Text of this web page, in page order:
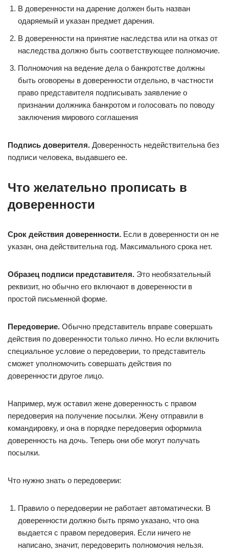
В доверенности на дарение должен быть назван
одаряемый и указан предмет дарения.
В доверенности на принятие наследства или на отказ от
наследства должно быть соответствующее полномочие.
Полномочия на ведение дела о банкротстве должны
быть оговорены в доверенности отдельно, в частности
право представителя подписывать заявление о
признании должника банкротом и голосовать по поводу
заключения мирового соглашения
Подпись доверителя. Доверенность недействительна без
подписи человека, выдавшего ее.
Что желательно прописать в
доверенности
Срок действия доверенности. Если в доверенности он не
указан, она действительна год. Максимального срока нет.
Образец подписи представителя. Это необязательный
реквизит, но обычно его включают в доверенности в
простой письменной форме.
Передоверие. Обычно представитель вправе совершать
действия по доверенности только лично. Но если включить
специальное условие о передоверии, то представитель
сможет уполномочить совершать действия по
доверенности другое лицо.
Например, муж оставил жене доверенность с правом
передоверия на получение посылки. Жену отправили в
командировку, и она в порядке передоверия оформила
доверенность на дочь. Теперь они обе могут получать
посылки.
Что нужно знать о передоверии:
Правило о передоверии не работает автоматически. В
доверенности должно быть прямо указано, что она
выдается с правом передоверия. Если ничего не
написано, значит, передоверить полномочия нельзя.